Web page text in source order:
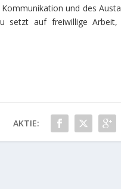
und des
setzt auf freiwillige
AKTIE: